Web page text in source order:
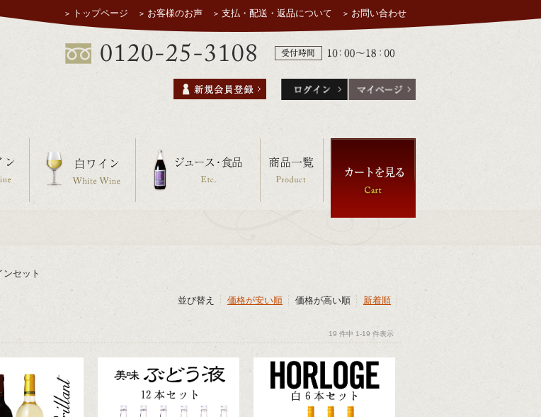
トップページ お客様のお声 支払・配送・返品について お問い合わせ
並び替え 価格が安い順 価格が高い順 新着順
19 件中 1-19 件表示